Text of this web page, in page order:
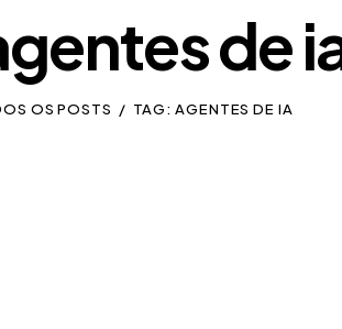
de
OS POSTS TAG: AGENTES DE IA